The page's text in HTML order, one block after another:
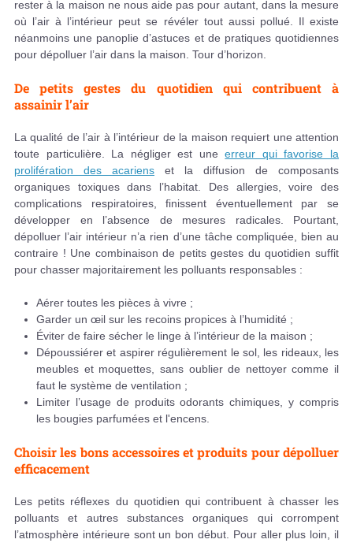
rester à la maison ne nous aide pas pour autant, dans la mesure
où l’air à l’intérieur peut se révéler tout aussi pollué. Il existe
néanmoins une panoplie d’astuces et de pratiques quotidiennes
pour dépolluer l’air dans la maison. Tour d’horizon.
De petits gestes du quotidien qui contribuent à
assainir l’air
La qualité de l’air à l’intérieur de la maison requiert une attention
toute particulière. La négliger est uneerreur qui favorise la
prolifération des acariens et la diffusion de composants
organiques toxiques dans l’habitat. Des allergies, voire des
complications respiratoires, finissent éventuellement par se
développer en l’absence de mesures radicales. Pourtant,
dépolluer l’air intérieur n’a rien d’une tâche compliquée, bien au
contraire ! Une combinaison de petits gestes du quotidien suffit
pour chasser majoritairement les polluants responsables :
Aérer toutes les pièces à vivre ;
Garder un œil sur les recoins propices à l’humidité ;
Éviter de faire sécher le linge à l’intérieur de la maison ;
Dépoussiérer et aspirer régulièrement le sol, les rideaux, les
meubles et moquettes, sans oublier de nettoyer comme il
faut le système de ventilation ;
Limiter l’usage de produits odorants chimiques, y compris
les bougies parfumées et l'encens.
Choisir les bons accessoires et produits pour dépolluer
efficacement
Les petits réflexes du quotidien qui contribuent à chasser les
polluants et autres substances organiques qui corrompent
l’atmosphère intérieure sont un bon début. Pour aller plus loin, il